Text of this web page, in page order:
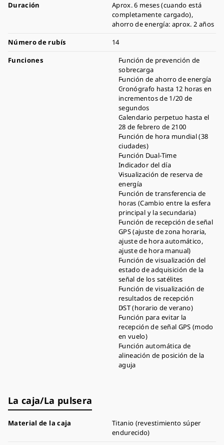
Duración
Aprox. 6 meses (cuando está
completamente cargado),
ahorro de energía: aprox. 2 años
Número de rubís
14
Funciones
Función de prevención de
sobrecarga
Función de ahorro de energía
Cronógrafo hasta 12 horas en
incrementos de 1/20 de
segundos
Calendario perpetuo hasta el
28 de febrero de 2100
Función de hora mundial (38
ciudades)
Función Dual-Time
Indicador del día
Visualización de reserva de
energía
Función de transferencia de
horas (Cambio entre la esfera
principal y la secundaria)
Función de recepción de señal
GPS (ajuste de zona horaria,
ajuste de hora automático,
ajuste de hora manual)
Función de visualización del
estado de adquisición de la
señal de los satélites
Función de visualización de
resultados de recepción
DST (horario de verano)
Función para evitar la
recepción de señal GPS (modo
en vuelo)
Función automática de
alineación de posición de la
aguja
La caja/La pulsera
Material de la caja
Titanio (revestimiento súper
endurecido)